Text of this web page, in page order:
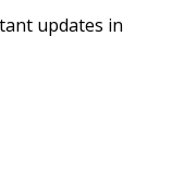
updates in